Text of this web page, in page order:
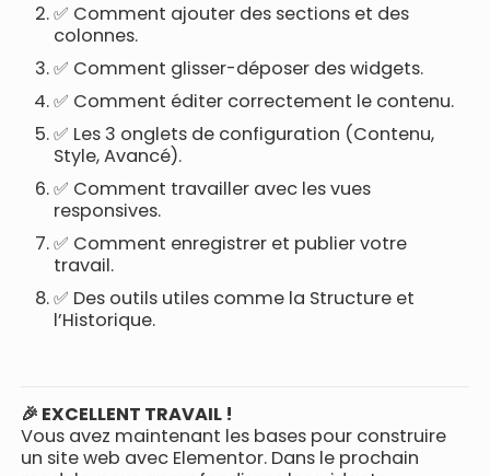
✅ Comment ajouter des sections et des
colonnes.
✅ Comment glisser-déposer des widgets.
✅ Comment éditer correctement le contenu.
✅ Les 3 onglets de configuration (Contenu,
Style, Avancé).
✅ Comment travailler avec les vues
responsives.
✅ Comment enregistrer et publier votre
travail.
✅ Des outils utiles comme la Structure et
l’Historique.
🎉 EXCELLENT TRAVAIL !
Vous avez maintenant les bases pour construire
un site web avec Elementor. Dans le prochain